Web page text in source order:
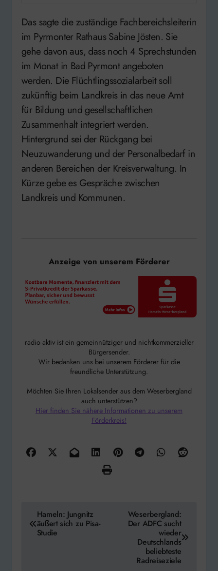
Das sagte die zuständige Fachbereichsleiterin
im Pyrmonter Rathaus Sabine Jösten. Sie
gehe davon aus, dass noch 4 Sprechstunden
im Monat in Bad Pyrmont angeboten
werden. Die Flüchtlingssozialarbeit soll
zukünftig beim Landkreis in das neue Amt
für Bildung und gesellschaftlichen
Zusammenhalt integriert werden.
Hintergrund sei der Rückgang bei
Neuzuwanderung und der Personalbedarf in
anderen Bereichen der Kreisverwaltung. In
Kürze gebe es Gespräche zwischen
Landkreis und Kommunen.
Anzeige von unserem Förderer
radio aktiv ist ein gemeinnütziger und nichtkommerzieller
Bürgersender.
Wir bedanken uns bei unserem Förderer für die
freundliche Unterstützung.
Möchten Sie Ihren Lokalsender aus dem Weserbergland
auch unterstützen?
Hier finden Sie nähere Informationen zu unserem
Förderkreis!
Beitragsnavigation
Hameln: Jungnitz
äußert sich zu Pisa-
Studie
Weserbergland:
Der ADFC sucht
wieder
Deutschlands
beliebteste
Radreiseziele